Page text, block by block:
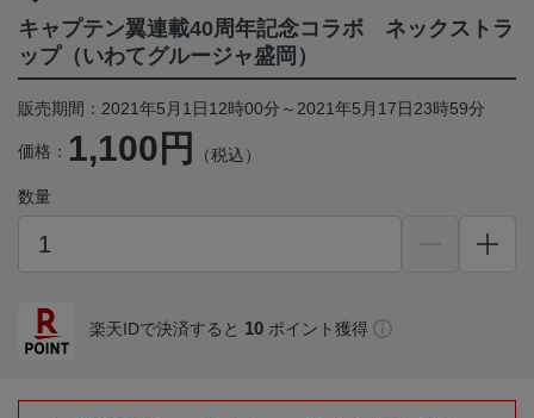
キャプテン翼連載40周年記念コラボ ネックストラ
ップ（いわてグルージャ盛岡）
販売期間：2021年5月1日12時00分～2021年5月17日23時59分
価格： 1,100円 （税込）
数量
楽天IDで決済すると 10 ポイント獲得